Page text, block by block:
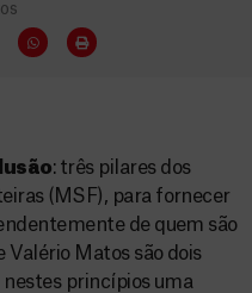
: três pilares dos
(MSF), para fornecer
de quem são
Valério Matos são dois
princípios uma